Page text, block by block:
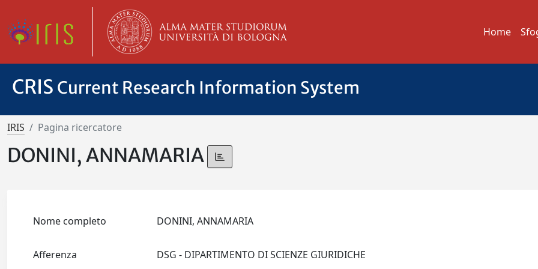
Home
CRIS Current Research Information System
IRIS Pagina ricercatore
DONINI, ANNAMARIA
Nome completo DONINI, ANNAMARIA
Afferenza DSG - DIPARTIMENTO DI SCIENZE GIURIDICHE